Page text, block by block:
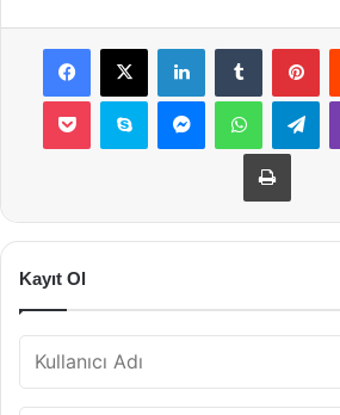
Facebook
X LinkedInTumblr
Pocket Skype MessengerWhatsApp
Yazdır
Kayıt Ol